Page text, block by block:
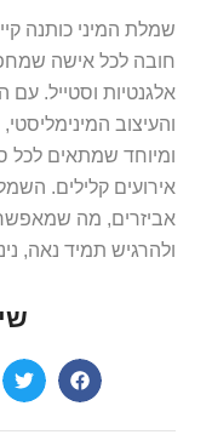
חובה לכל אישה
אלגנטיות וסטייל.
והעיצוב
ומיוחד שמתאים לכל
אירועים קלילים.
אביזרים, מה
ולהרגיש תמיד נאה,